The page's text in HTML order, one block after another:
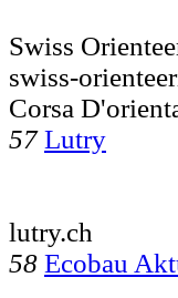
Swiss
swiss-
Corsa
57 Lutry
lutry.ch
58 Ecobau